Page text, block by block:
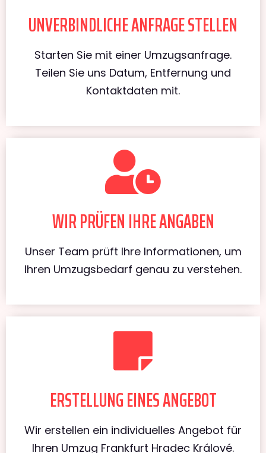
UNVERBINDLICHE ANFRAGE STELLEN
Starten Sie mit einer Umzugsanfrage.
Teilen Sie uns Datum, Entfernung und
Kontaktdaten mit.
WIR PRÜFEN IHRE ANGABEN
Unser Team prüft Ihre Informationen, um
Ihren Umzugsbedarf genau zu verstehen.
ERSTELLUNG EINES ANGEBOT
Wir erstellen ein individuelles Angebot für
Ihren Umzug Frankfurt Hradec Králové.